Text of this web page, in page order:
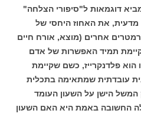
דוגמאות ל"סיפורי הצלחה"
מדעית, את האחוז היחסי של
אחרים (מוצא, אורח חיים
תמיד האפשרות של אדם
הוא פלדנקרייז, כשם שקיימת
עובדתית שמתאימה בתכלית
המשל הישן על השעון העומד
החשובה באמת היא האם השעון